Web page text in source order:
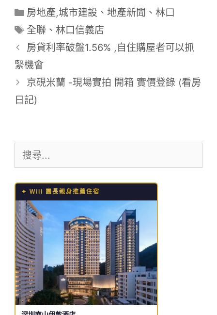
分
類
房地產,城市建設 、 地產新聞 、 林口
標
籤
全聯 、 林口信義店
房貸利率破盤1.56% ,自住購屋者可以抓
緊機會
京硯米蘭 -現場實拍 開箱 實價登錄 (看房
日記)
✦ Will 團長親身推薦住宿